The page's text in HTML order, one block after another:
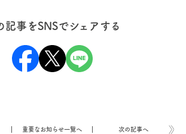
記事をSNSでシェアする
重要なお知らせ一覧へ 次の記事へ